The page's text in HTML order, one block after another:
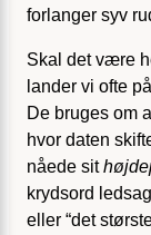
forlanger syv
Skal det være
lander vi ofte på
De bruges om
hvor daten
nåede sit
krydsord
eller “det